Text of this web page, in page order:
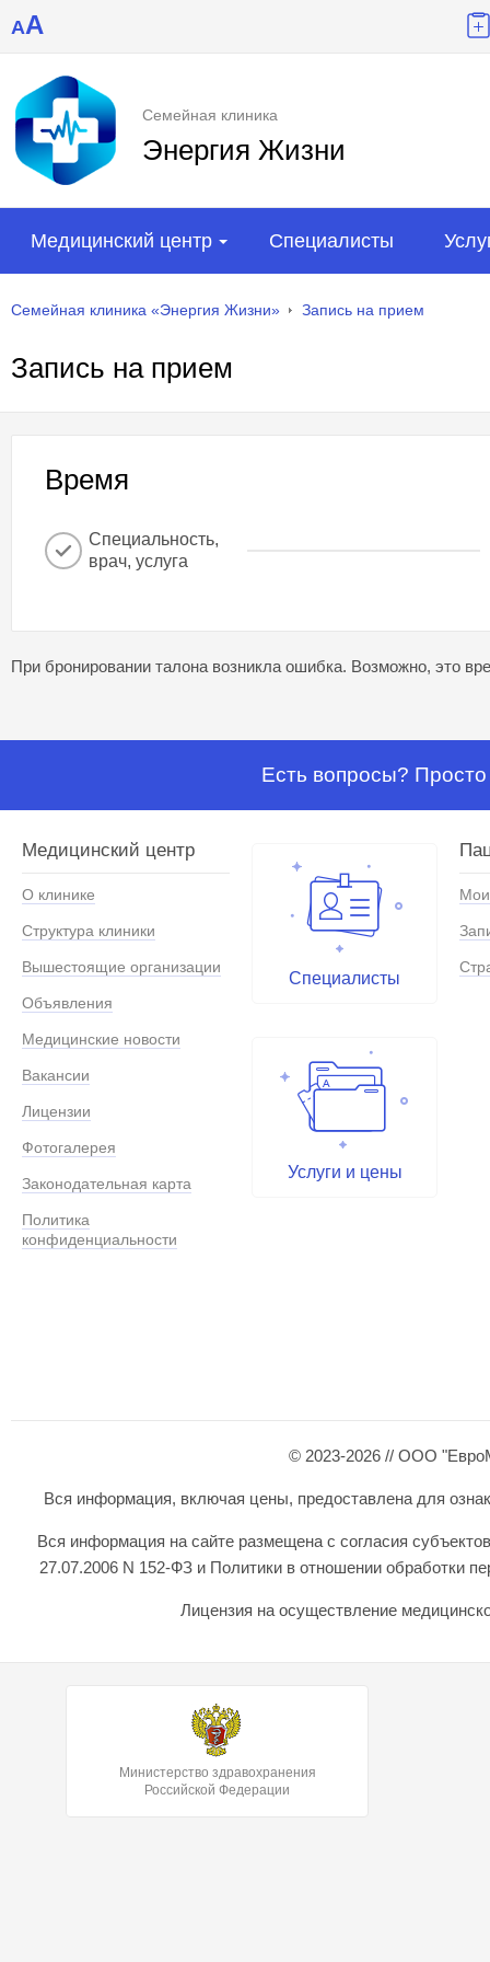
AA
Семейная клиника
Энергия Жизни
Медицинский центр Специалисты
Семейная клиника «Энергия Жизни» Запись на прием
Запись на прием
Время
Специальность,
врач, услуга
При бронировании талона возникла ошибка. Возможно, это
Есть вопросы?
Медицинский центр
О клинике
Структура клиники
Вышестоящие организации
Объявления
Медицинские новости
Вакансии
Лицензии
Фотогалерея
Законодательная карта
Политика
конфиденциальности
Специалисты
Услуги и цены
© 2023-2026 // ООО
Вся информация, включая цены, предоставлена для
Вся информация на сайте размещена с согласия
27.07.2006 N 152-ФЗ и Политики в отношении обработки
Лицензия на осуществление
Министерство здравохранения
Российской Федерации